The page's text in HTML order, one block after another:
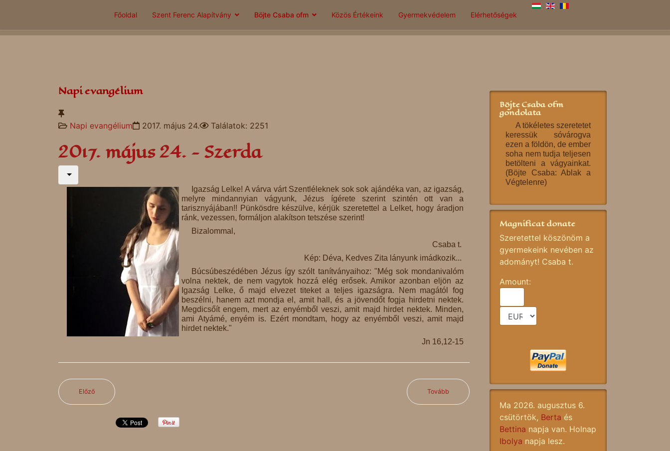
Főoldal Szent Ferenc Alapítvány Böjte Csaba ofm Közös Értékeink Gyermekvédelem Elérhetőségek
Napi evangélium
Napi evangélium 2017. május 24. Találatok: 2251
2017. május 24. - Szerda
Igazság Lelke! A várva várt Szentléleknek sok sok ajándéka van, az igazság,
melyre mindannyian vágyunk, Jézus ígérete szerint szintén ott van a
tarisznyájában!! Pünkösdre készülve, kérjük szeretettel a Lelket, hogy áradjon
ránk, vezessen, formáljon alakítson tetszése szerint!
Bizalommal,
Csaba t.
Kép: Déva, Kedves Zita lányunk imádkozik...
Búcsúbeszédében Jézus így szólt tanítványaihoz: "Még sok mondanivalóm
volna nektek, de nem vagytok hozzá elég erősek. Amikor azonban eljön az
Igazság Lelke, ő majd elvezet titeket a teljes igazságra. Nem magától fog
beszélni, hanem azt mondja el, amit hall, és a jövendőt fogja hirdetni nektek.
Megdicsőít engem, mert az enyémből veszi, amit majd hirdet nektek. Minden,
ami Atyámé, enyém is. Ezért mondtam, hogy az enyémből veszi, amit majd
hirdet nektek."
Jn 16,12-15
Előző Tovább
Böjte Csaba ofm
gondolata
A tökéletes szeretetet
keressük sóvárogva
ezen a földön, de ember
soha nem tudja teljesen
betölteni a vágyainkat.
(Böjte Csaba: Ablak a
Végtelenre)
Magnificat donate
Szeretettel köszönöm a
gyermekeink nevében az
adományt! Csaba t.
Amount:
Ma 2026. augusztus 6.
csütörtök, Berta és
Bettina napja van. Holnap
Ibolya napja lesz.